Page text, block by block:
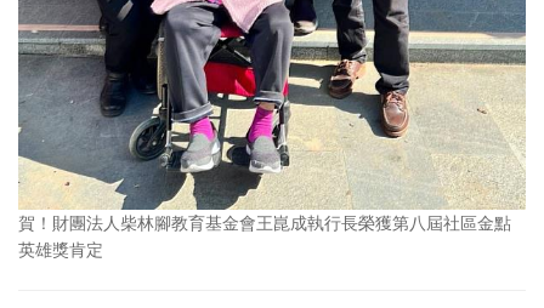
賀！財團法人柴林腳教育基金會王崑成執行長榮獲第八屆社區金點
英雄獎肯定